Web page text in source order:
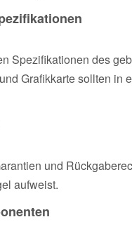
Spezifikationen des
Grafikkarte sollten
und
aufweist.